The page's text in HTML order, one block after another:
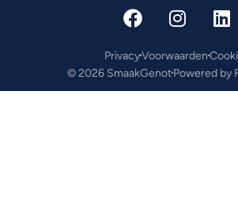
PrivacyVoorwaarden
© 2026 SmaakGenotPowered by